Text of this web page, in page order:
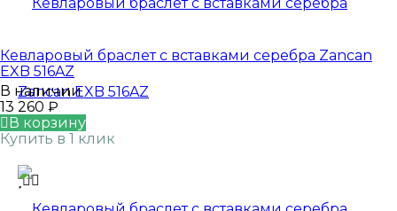
Кевларовый браслет с вставками серебра Zancan
EXB 516AZ
В наличии
13 260 ₽
В корзину
Купить в 1 клик